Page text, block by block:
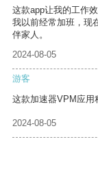
这款app让我的工作
我以前经常加班，现
伴家人。
2024-08-05
游客
这款加速器VPM应用
2024-08-05